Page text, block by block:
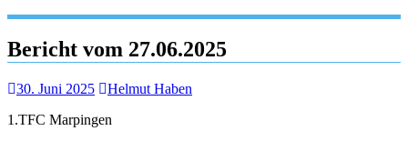
Bericht vom 27.06.2025
30. Juni 2025
Helmut Haben
1.TFC Marpingen